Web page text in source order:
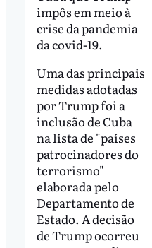
impôs em meio à
crise da pandemia
da covid-19.
Uma das principais
medidas adotadas
por Trump foi a
inclusão de Cuba
na lista de "países
patrocinadores do
terrorismo"
elaborada pelo
Departamento de
Estado. A decisão
de Trump ocorreu